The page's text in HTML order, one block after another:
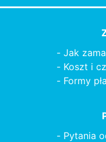
Jak
Koszt i
Formy
Pytania